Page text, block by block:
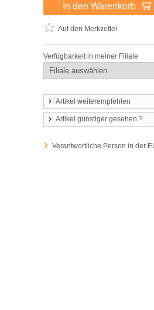
In den Warenkorb
Auf den Merkzettel
Verfügbarkeit in meiner Filiale
Artikel weiterempfehlen
Artikel günstiger gesehen ?
Verantwortliche Person in der